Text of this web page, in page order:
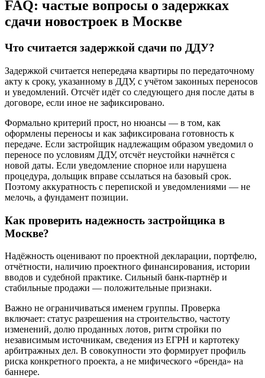
FAQ: частые вопросы о задержках
сдачи новостроек в Москве
Что считается задержкой сдачи по ДДУ?
Задержкой считается непередача квартиры по передаточному
акту к сроку, указанному в ДДУ, с учётом законных переносов
и уведомлений. Отсчёт идёт со следующего дня после даты в
договоре, если иное не зафиксировано.
Формально критерий прост, но нюансы — в том, как
оформлены переносы и как зафиксирована готовность к
передаче. Если застройщик надлежащим образом уведомил о
переносе по условиям ДДУ, отсчёт неустойки начнётся с
новой даты. Если уведомление спорное или нарушена
процедура, дольщик вправе ссылаться на базовый срок.
Поэтому аккуратность с перепиской и уведомлениями — не
мелочь, а фундамент позиции.
Как проверить надежность застройщика в
Москве?
Надёжность оценивают по проектной декларации, портфелю,
отчётности, наличию проектного финансирования, истории
вводов и судебной практике. Сильный банк-партнёр и
стабильные продажи — положительные признаки.
Важно не ограничиваться именем группы. Проверка
включает: статус разрешения на строительство, частоту
изменений, долю проданных лотов, ритм стройки по
независимым источникам, сведения из ЕГРН и картотеку
арбитражных дел. В совокупности это формирует профиль
риска конкретного проекта, а не мифического «бренда» на
баннере.